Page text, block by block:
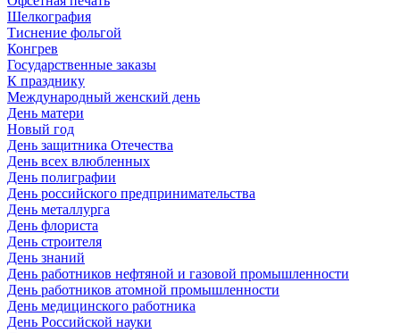
Шелкография
Тиснение фольгой
Конгрев
Государственные заказы
К празднику
Международный женский день
День матери
Новый год
День защитника Отечества
День всех влюбленных
День полиграфии
День российского предпринимательства
День металлурга
День флориста
День строителя
День знаний
День работников нефтяной и газовой промышленности
День работников атомной промышленности
День медицинского работника
День Российской науки